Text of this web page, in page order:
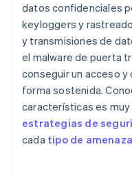
datos confidenciales
keyloggers y
y transmisiones de
el malware de puerta
conseguir un acceso
forma sostenida.
características es
estrategias de
cada tipo de amenaza